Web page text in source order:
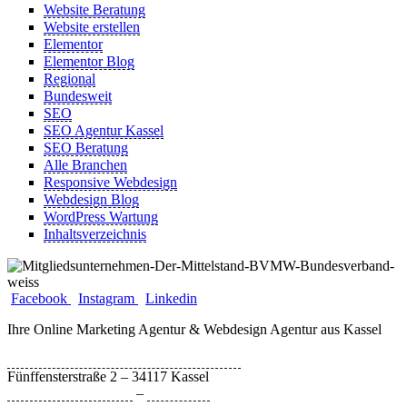
Website Beratung
Website erstellen
Elementor
Elementor Blog
Regional
Bundesweit
SEO
SEO Agentur Kassel
SEO Beratung
Alle Branchen
Responsive Webdesign
Webdesign Blog
WordPress Wartung
Inhaltsverzeichnis
Facebook Instagram
Linkedin
Ihre Online Marketing Agentur & Webdesign Agentur aus Kassel
Fünffensterstraße 2 – 34117 Kassel
–